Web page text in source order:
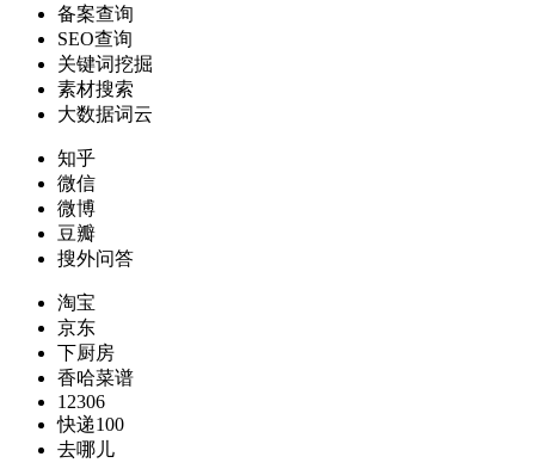
备案查询
SEO查询
关键词挖掘
素材搜索
大数据词云
知乎
微信
微博
豆瓣
搜外问答
淘宝
京东
下厨房
香哈菜谱
12306
快递100
去哪儿